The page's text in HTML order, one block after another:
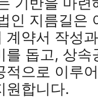
인 지름길은
계약서 작성
를 돕고, 상속
적으로 이루
원합니다.